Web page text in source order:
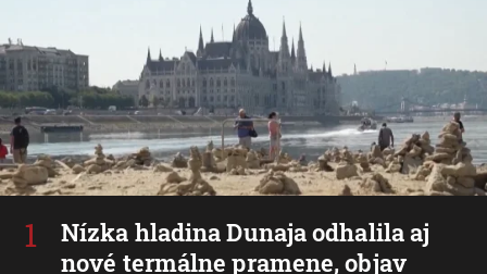
Nízka hladina Dunaja odhalila aj
nové termálne pramene, objav